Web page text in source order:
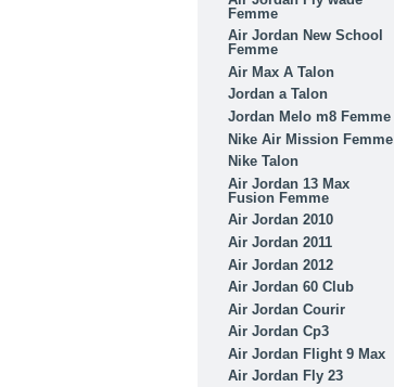
Femme
Air Jordan New School
Femme
Air Max A Talon
Jordan a Talon
Jordan Melo m8 Femme
Nike Air Mission Femme
Nike Talon
Air Jordan 13 Max
Fusion Femme
Air Jordan 2010
Air Jordan 2011
Air Jordan 2012
Air Jordan 60 Club
Air Jordan Courir
Air Jordan Cp3
Air Jordan Flight 9 Max
Air Jordan Fly 23